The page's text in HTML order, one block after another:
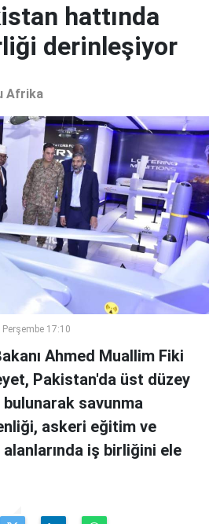
hattında
derinleşiyor
Afrika
17:10
Ahmed Muallim Fiki
Pakistan'da üst düzey
savunma
askeri eğitim ve
iş birliğini ele